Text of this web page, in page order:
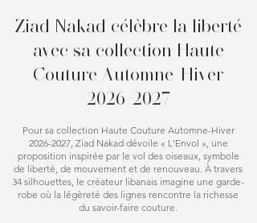
Ziad Nakad célèbre la liberté
avec sa collection Haute
Couture Automne-Hiver
2026-2027
Pour sa collection Haute Couture Automne-Hiver
2026-2027, Ziad Nakad dévoile « L'Envol », une
proposition inspirée par le vol des oiseaux, symbole
de liberté, de mouvement et de renouveau. À travers
34 silhouettes, le créateur libanais imagine une garde-
robe où la légèreté des lignes rencontre la richesse
du savoir-faire couture.